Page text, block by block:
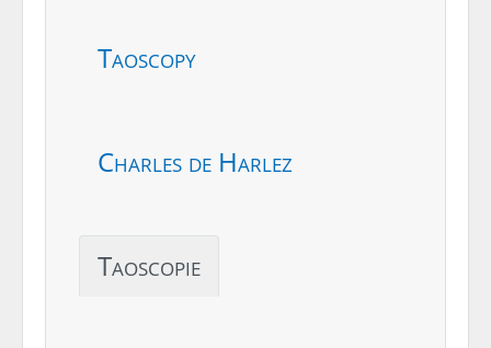
Taoscopy
Charles de Harlez
Taoscopie